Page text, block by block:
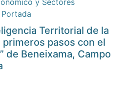
y Sectores
Portada
Territorial de la
pasos con el
de Beneixama, Campo